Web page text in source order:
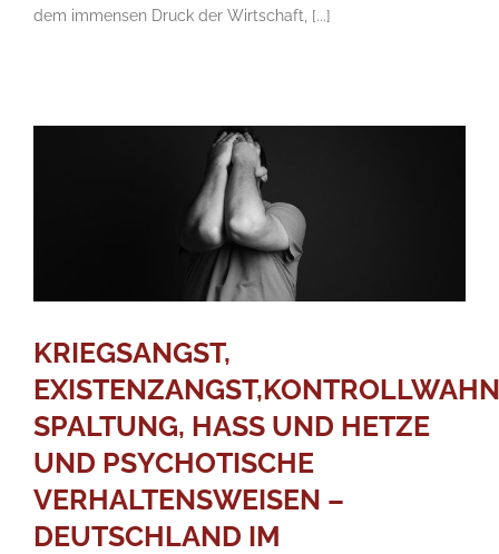
dem immensen Druck der Wirtschaft, [...]
KRIEGSANGST,
SPALTUNG, HASS UND HETZE
UND PSYCHOTISCHE
VERHALTENSWEISEN –
DEUTSCHLAND IM